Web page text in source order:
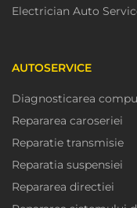
Electrician Auto
AUTOSERVICE
Diagnosticarea
Repararea caroseriei
Reparatie transmisie
Reparatia suspensiei
Repararea directiei